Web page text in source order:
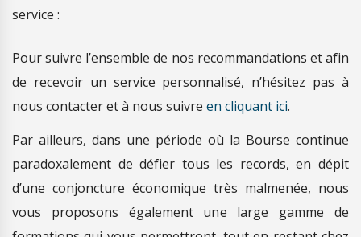
service :
Pour suivre l’ensemble de nos recommandations et afin
de recevoir un service personnalisé, n’hésitez pas à
nous contacter et à nous suivre en cliquant ici.
Par ailleurs, dans une période où la Bourse continue
paradoxalement de défier tous les records, en dépit
d’une conjoncture économique très malmenée, nous
vous proposons également une large gamme de